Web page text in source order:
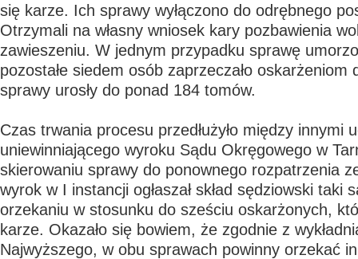
się karze. Ich sprawy wyłączono do odrębnego
Otrzymali na własny wniosek kary pozbawienia
zawieszeniu. W jednym przypadku sprawę
pozostałe siedem osób zaprzeczało oskarżeniom
sprawy urosły do ponad 184 tomów.
Czas trwania procesu przedłużyło między innymi
uniewinniającego wyroku Sądu Okręgowego w
skierowaniu sprawy do ponownego rozpatrzenia
wyrok w I instancji ogłaszał skład sędziowski taki
orzekaniu w stosunku do sześciu oskarżonych,
karze. Okazało się bowiem, że zgodnie z
Najwyższego, w obu sprawach powinny orzekać